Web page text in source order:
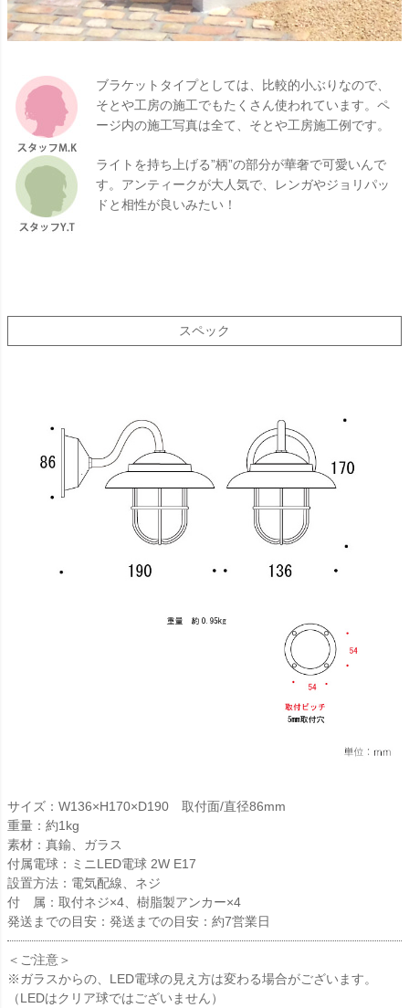
ブラケットタイプとしては、比較的小ぶりなので、
そとや工房の施工でもたくさん使われています。ペ
ージ内の施工写真は全て、そとや工房施工例です。
ライトを持ち上げる”柄”の部分が華奢で可愛いんで
す。アンティークが大人気で、レンガやジョリパッ
ドと相性が良いみたい！
スペック
サイズ：W136×H170×D190 取付面/直径86mm
重量：約1kg
素材：真鍮、ガラス
付属電球：ミニLED電球 2W E17
設置方法：電気配線、ネジ
付 属：取付ネジ×4、樹脂製アンカー×4
発送までの目安：発送までの目安：約7営業日
＜ご注意＞
※ガラスからの、LED電球の見え方は変わる場合がございます。
（LEDはクリア球ではございません）